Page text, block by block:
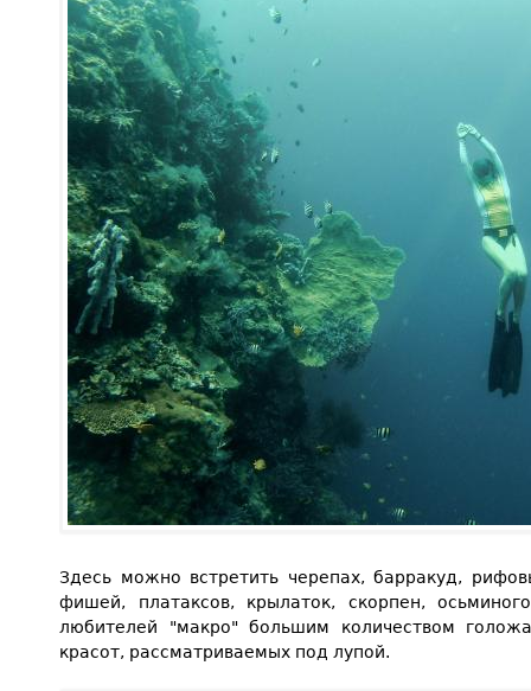
Здесь можно встретить черепах, барракуд,
фишей, платаксов, крылаток, скорпен,
любителей "макро" большим количеством
красот, рассматриваемых под лупой.